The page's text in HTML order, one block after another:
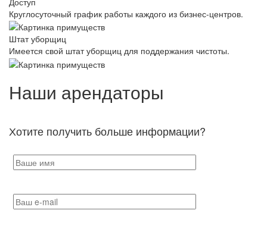
Круглосуточный график работы каждого из бизнес-центров.
Штат уборщиц
Имеется свой штат уборщиц для поддержания чистоты.
Наши арендаторы
Хотите получить больше информации?